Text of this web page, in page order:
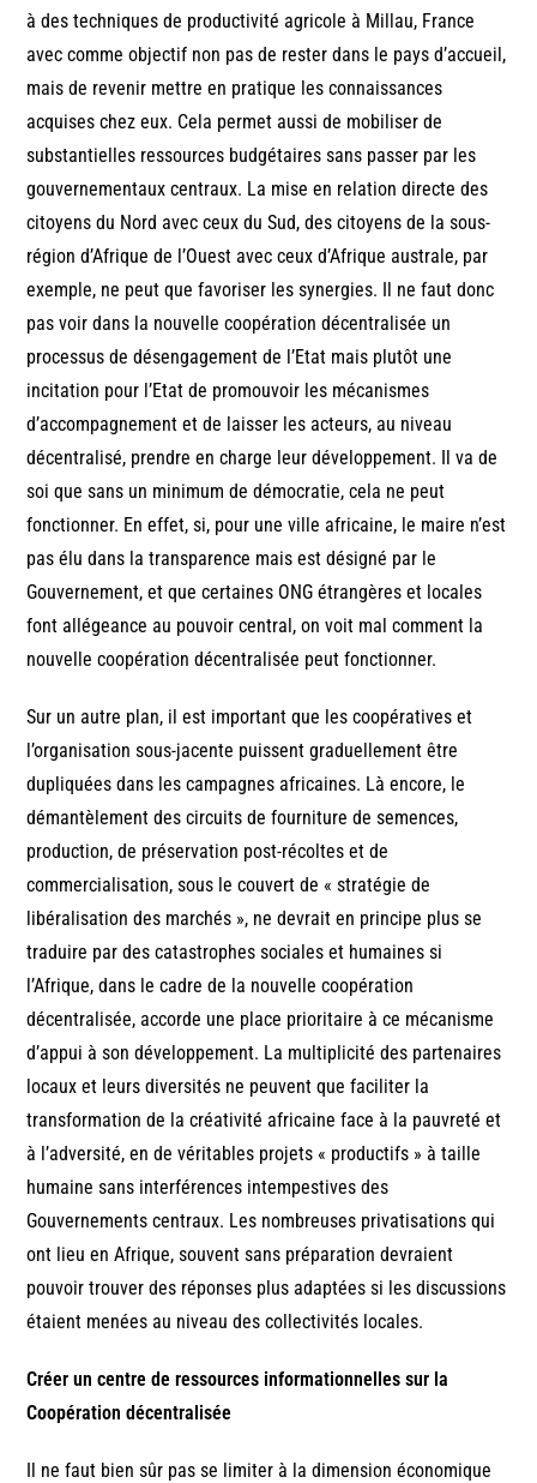
à des techniques de productivité agricole à Millau, France
avec comme objectif non pas de rester dans le pays d’accueil,
mais de revenir mettre en pratique les connaissances
acquises chez eux. Cela permet aussi de mobiliser de
substantielles ressources budgétaires sans passer par les
gouvernementaux centraux. La mise en relation directe des
citoyens du Nord avec ceux du Sud, des citoyens de la sous-
région d’Afrique de l’Ouest avec ceux d’Afrique australe, par
exemple, ne peut que favoriser les synergies. Il ne faut donc
pas voir dans la nouvelle coopération décentralisée un
processus de désengagement de l’Etat mais plutôt une
incitation pour l’Etat de promouvoir les mécanismes
d’accompagnement et de laisser les acteurs, au niveau
décentralisé, prendre en charge leur développement. Il va de
soi que sans un minimum de démocratie, cela ne peut
fonctionner. En effet, si, pour une ville africaine, le maire n’est
pas élu dans la transparence mais est désigné par le
Gouvernement, et que certaines ONG étrangères et locales
font allégeance au pouvoir central, on voit mal comment la
nouvelle coopération décentralisée peut fonctionner.
Sur un autre plan, il est important que les coopératives et
l’organisation sous-jacente puissent graduellement être
dupliquées dans les campagnes africaines. Là encore, le
démantèlement des circuits de fourniture de semences,
production, de préservation post-récoltes et de
commercialisation, sous le couvert de « stratégie de
libéralisation des marchés », ne devrait en principe plus se
traduire par des catastrophes sociales et humaines si
l’Afrique, dans le cadre de la nouvelle coopération
décentralisée, accorde une place prioritaire à ce mécanisme
d’appui à son développement. La multiplicité des partenaires
locaux et leurs diversités ne peuvent que faciliter la
transformation de la créativité africaine face à la pauvreté et
à l’adversité, en de véritables projets « productifs » à taille
humaine sans interférences intempestives des
Gouvernements centraux. Les nombreuses privatisations qui
ont lieu en Afrique, souvent sans préparation devraient
pouvoir trouver des réponses plus adaptées si les discussions
étaient menées au niveau des collectivités locales.
Créer un centre de ressources informationnelles sur la
Coopération décentralisée
Il ne faut bien sûr pas se limiter à la dimension économique